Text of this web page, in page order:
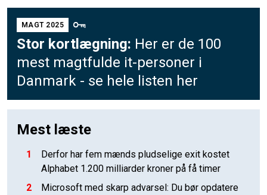
MAGT 2025
Stor kortlægning: Her er de 100
mest magtfulde it-personer i
Danmark - se hele listen her
Mest læste
1
Derfor har fem mænds pludselige exit kostet
Alphabet 1.200 milliarder kroner på få timer
2
Microsoft med skarp advarsel: Du bør opdatere